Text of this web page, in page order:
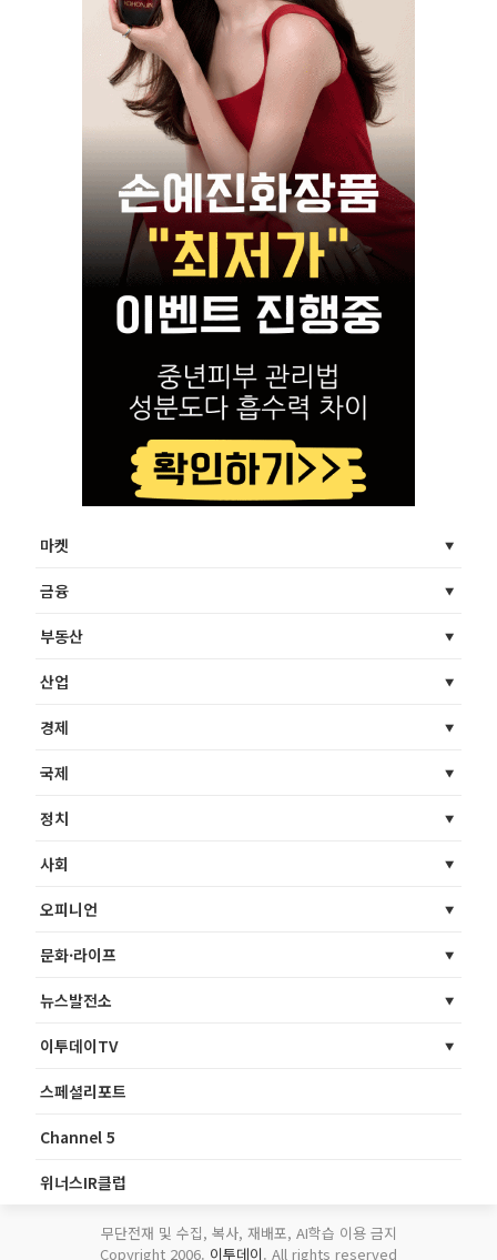
마켓
금융
부동산
산업
경제
국제
정치
사회
오피니언
문화·라이프
뉴스발전소
이투데이TV
스페셜리포트
Channel 5
위너스IR클럽
무단전재 및 수집, 복사, 재배포, AI학습 이용 금지
Copyright 2006. 이투데이. All rights reserved